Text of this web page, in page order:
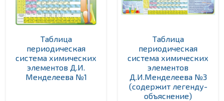
Таблица
периодическая
система химических
элементов Д.И.
Менделеева №1
Таблица
периодическая
система химических
элементов
Д.И.Менделеева №3
(содержит легенду-
объяснение)